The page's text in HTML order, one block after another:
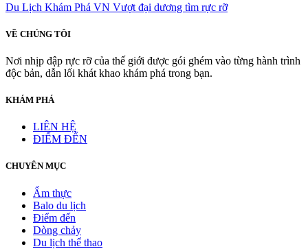
Du Lịch Khám Phá VN Vượt đại dương tìm rực rỡ
VỀ CHÚNG TÔI
Nơi nhịp đập rực rỡ của thế giới được gói ghém vào từng hành trình
độc bản, dẫn lối khát khao khám phá trong bạn.
KHÁM PHÁ
LIÊN HỆ
ĐIỂM ĐẾN
CHUYÊN MỤC
Ẩm thực
Balo du lịch
Điểm đến
Dòng chảy
Du lịch thể thao